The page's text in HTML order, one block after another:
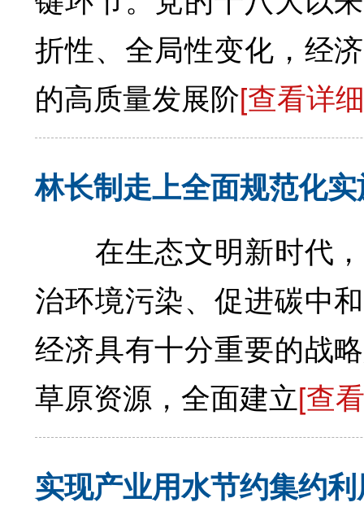
折性、全局性变化，经
的高质量发展阶[查看详
林长制走上全面规范化
在生态文明新时代，
治环境污染、促进碳中
经济具有十分重要的
草原资源，全面建立[查
实现产业用水节约集约